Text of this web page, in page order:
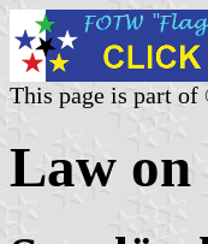
This page is part
Law on